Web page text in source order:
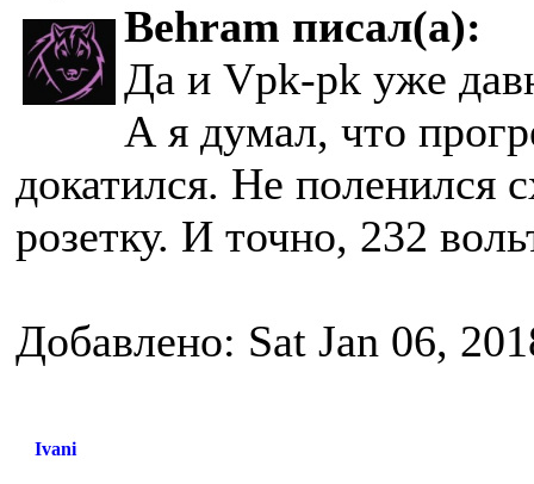
Behram писал(а):
Да и Vpk-pk уже
А я думал, что
докатился. Не поленился
розетку. И точно, 232
Добавлено: Sat Jan 06,
Ivani